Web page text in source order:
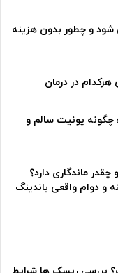
شود و چطور بدون هزینه
در درمان
چگونه یونیت سالم و
ماندگاری دارد؟
و دوام واقعی باندینگ